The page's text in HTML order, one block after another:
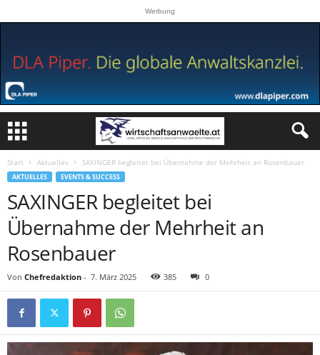
Werbung
Start Aktuelles SAXINGER begleitet bei Übernahme der Mehrheit an Rosenbauer
AKTUELLES EVENTS & SUCCESS
SAXINGER begleitet bei
Übernahme der Mehrheit an
Rosenbauer
Von Chefredaktion - 7. März 2025 385 0